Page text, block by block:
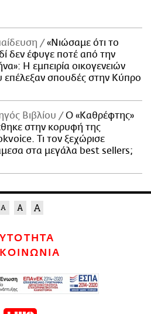
«Νιώσαμε ότι το
δεν έφυγε ποτέ από την
Η εμπειρία οικογενειών
επέλεξαν σπουδές στην Κύπρο
Βιβλίου
Ο «Καθρέφτης»
στην κορυφή της
Τι τον ξεχώρισε
στα μεγάλα best sellers;